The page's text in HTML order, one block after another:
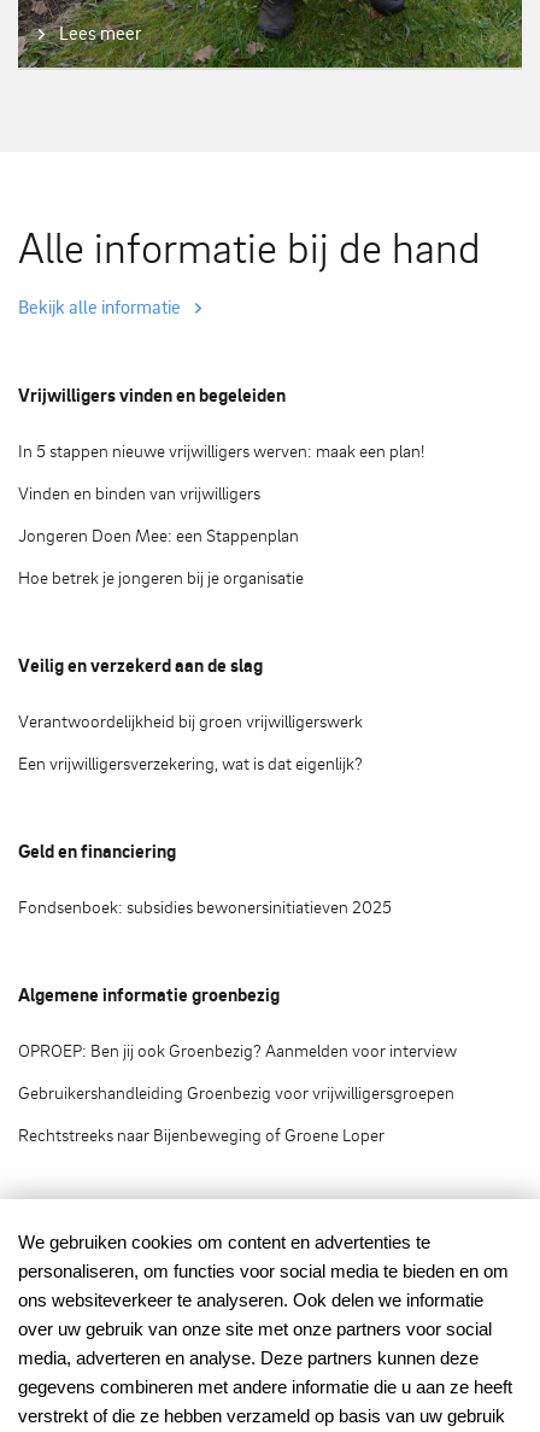
Lees meer
Alle informatie bij de hand
Bekijk alle informatie
Vrijwilligers vinden en begeleiden
In 5 stappen nieuwe vrijwilligers werven: maak een plan!
Vinden en binden van vrijwilligers
Jongeren Doen Mee: een Stappenplan
Hoe betrek je jongeren bij je organisatie
Veilig en verzekerd aan de slag
Verantwoordelijkheid bij groen vrijwilligerswerk
Een vrijwilligersverzekering, wat is dat eigenlijk?
Geld en financiering
Fondsenboek: subsidies bewonersinitiatieven 2025
Algemene informatie groenbezig
OPROEP: Ben jij ook Groenbezig? Aanmelden voor interview
Gebruikershandleiding Groenbezig voor vrijwilligersgroepen
Rechtstreeks naar Bijenbeweging of Groene Loper
Groenbezig.nl © 2020
Groenbezig.nl is het vrijwilligersplatform van:
We gebruiken cookies om content en advertenties te
personaliseren, om functies voor social media te bieden en om
ons websiteverkeer te analyseren. Ook delen we informatie
over uw gebruik van onze site met onze partners voor social
media, adverteren en analyse. Deze partners kunnen deze
gegevens combineren met andere informatie die u aan ze heeft
verstrekt of die ze hebben verzameld op basis van uw gebruik